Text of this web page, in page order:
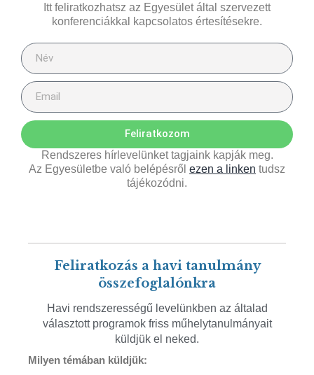
Itt feliratkozhatsz az Egyesület által szervezett
konferenciákkal kapcsolatos értesítésekre.
Feliratkozom
Rendszeres hírlevelünket tagjaink kapják meg.
Az Egyesületbe való belépésről ezen a linken tudsz
tájékozódni.
Feliratkozás a havi tanulmány
összefoglalónkra
Havi rendszerességű levelünkben az általad
választott programok friss műhelytanulmányait
küldjük el neked.
Milyen témában küldjük: